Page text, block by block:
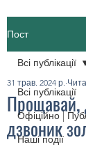
Пост
Всі публікації
Офіційно |
Наші події
Всі публікації
Прощавай,
дзвоник
31 трав. 2024 р.